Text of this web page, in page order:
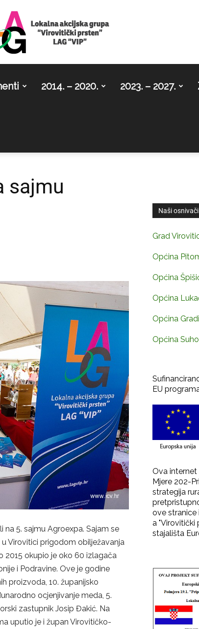
LAG
2014. – 2020. 2023. – 2027.
sajmu
na 5. sajmu Agroexpa. Sajam se
Virovitici prigodom obilježavanja
2015 okupio je oko 60 izlagača
i Podravine. Ove je godine
proizvoda, 10. županijsko
ocjenjivanje meda, 5.
zastupnik Josip Đakić. Na
uputio je i župan Virovitičko-
Naši osnivači
Grad
Općina
Općina
Općina
Općina
Općina
EU
Ova internet
Mjere 202-
strategija
ove
a "Virovitički
stajališta